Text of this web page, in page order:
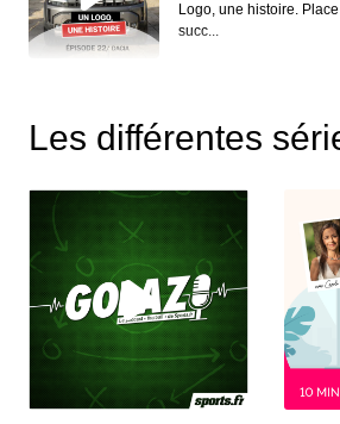
Logo, une histoire.
succ...
Pour ce 10e épisode,
Un logo, une
00:08:12 - IL Y A 3 ANS
VolvoVous pouvez
confidentialité sur
Un logo, une
00:10:21 - IL Y A 1 AN
Les différentes